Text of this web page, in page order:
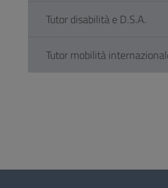
Tutor disabilità e D.S.A.
Tutor mobilità
Questionario